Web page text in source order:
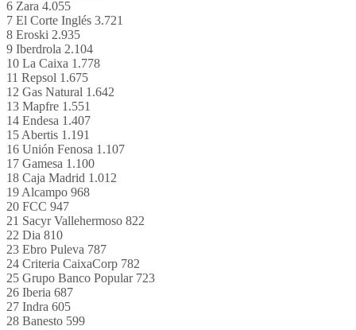
6 Zara 4.055
7 El Corte Inglés 3.721
8 Eroski 2.935
9 Iberdrola 2.104
10 La Caixa 1.778
11 Repsol 1.675
12 Gas Natural 1.642
13 Mapfre 1.551
14 Endesa 1.407
15 Abertis 1.191
16 Unión Fenosa 1.107
17 Gamesa 1.100
18 Caja Madrid 1.012
19 Alcampo 968
20 FCC 947
21 Sacyr Vallehermoso 822
22 Dia 810
23 Ebro Puleva 787
24 Criteria CaixaCorp 782
25 Grupo Banco Popular 723
26 Iberia 687
27 Indra 605
28 Banesto 599